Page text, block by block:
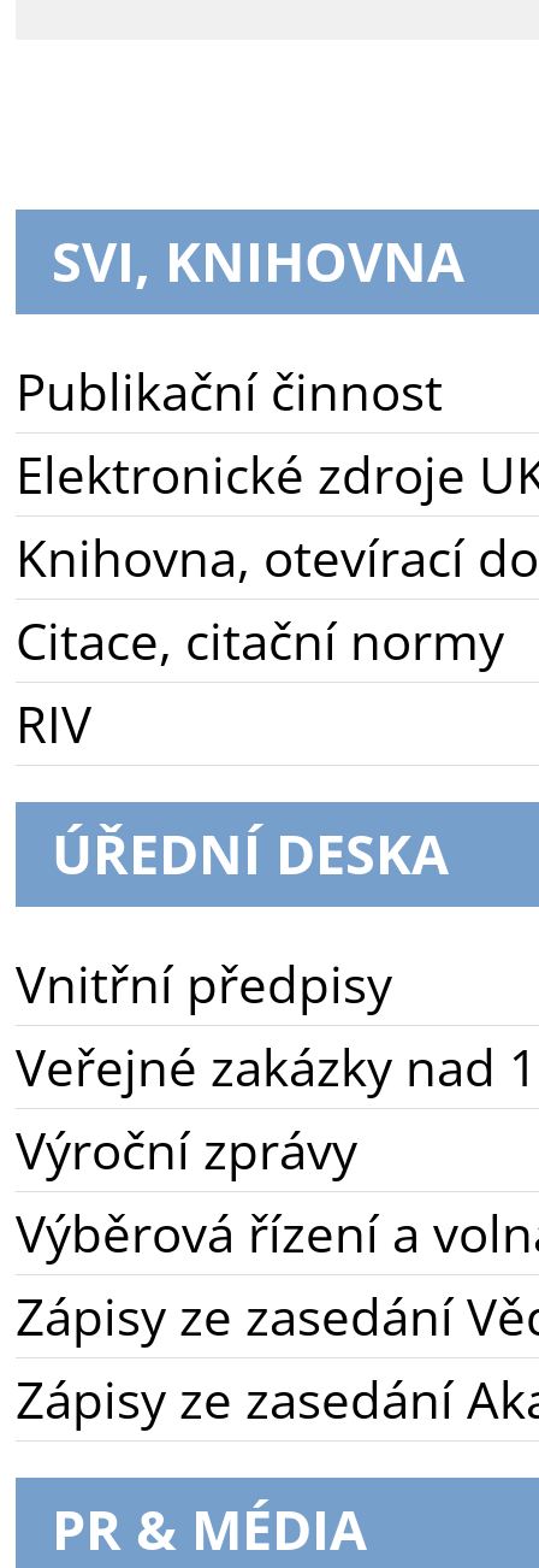
SVI, KNIHOVNA
Publikační činnost
Elektronické zdroje
Knihovna, otevírací
Citace, citační normy
RIV
ÚŘEDNÍ DESKA
Vnitřní předpisy
Veřejné zakázky nad
Výroční zprávy
Výběrová řízení a
Zápisy ze zasedání
Zápisy ze zasedání
PR & MÉDIA